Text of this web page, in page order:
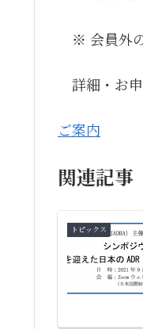
※ 会員外
詳細・お
ご案内
関連記事
トピックス